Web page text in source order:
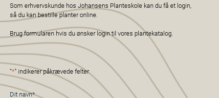
Som erhvervskunde hos Johansens Planteskole kan du få et login,
så du kan bestille planter online.
Brug formularen hvis du ønsker login til vores plantekatalog.
"*" indikerer påkrævede felter
Navn